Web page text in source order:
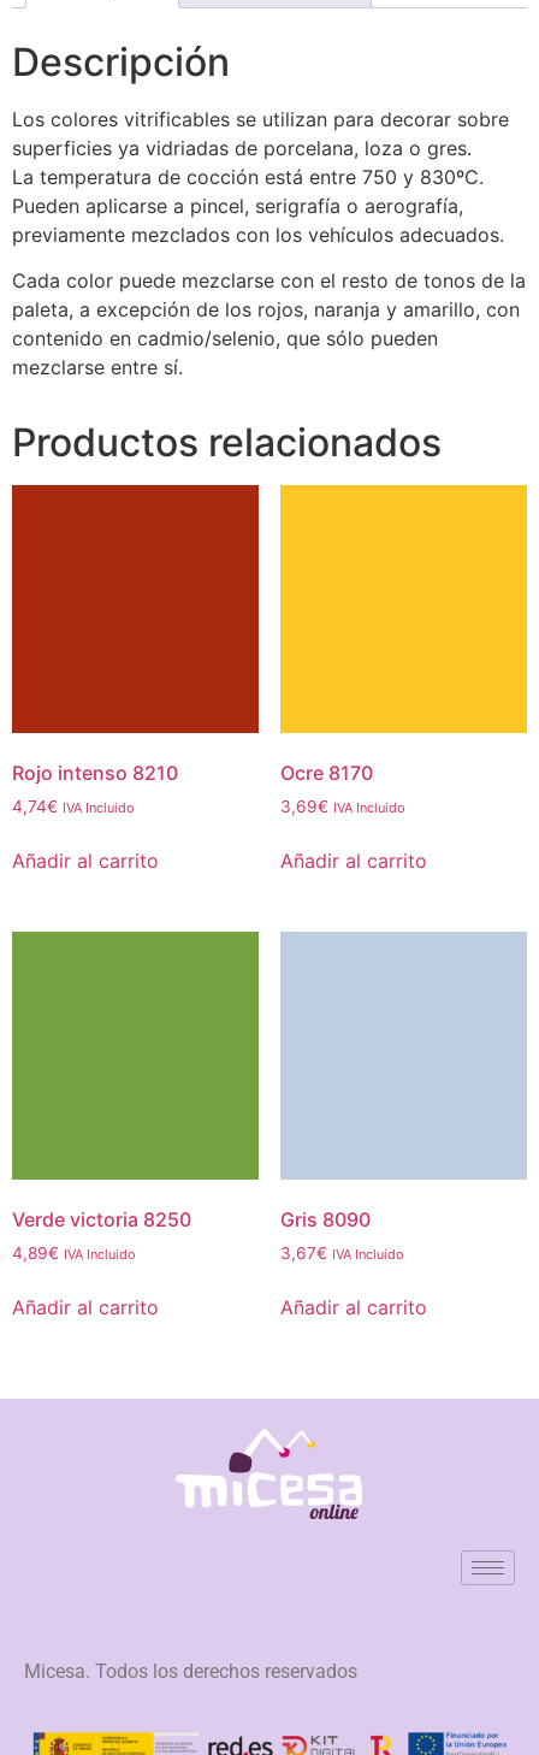
Descripción
Los colores vitrificables se utilizan para decorar sobre
superficies ya vidriadas de porcelana, loza o gres.
La temperatura de cocción está entre 750 y 830ºC.
Pueden aplicarse a pincel, serigrafía o aerografía,
previamente mezclados con los vehículos adecuados.
Cada color puede mezclarse con el resto de tonos de la
paleta, a excepción de los rojos, naranja y amarillo, con
contenido en cadmio/selenio, que sólo pueden
mezclarse entre sí.
Productos relacionados
Rojo intenso 8210
4,74€ IVA Incluido
Añadir al carrito
Ocre 8170
3,69€ IVA Incluido
Añadir al carrito
Verde victoria 8250
4,89€ IVA Incluido
Añadir al carrito
Gris 8090
3,67€ IVA Incluido
Añadir al carrito
Micesa. Todos los derechos reservados